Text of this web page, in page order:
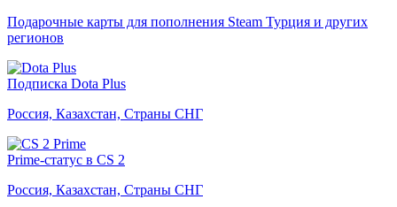
Подарочные карты для пополнения Steam Турция и других
регионов
Подписка Dota Plus
Россия, Казахстан, Страны СНГ
Prime-статус в CS 2
Россия, Казахстан, Страны СНГ